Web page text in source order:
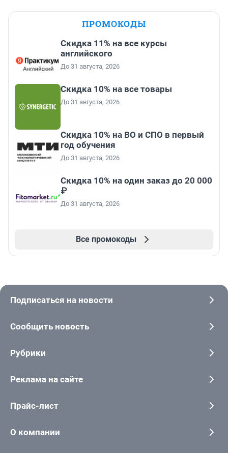
ПРОМОКОДЫ
Скидка 11% на все курсы
английского
До 31 августа, 2026
Скидка 10% на все товары
До 31 августа, 2026
Скидка 10% на ВО и СПО в первый
год обучения
До 31 августа, 2026
Скидка 10% на один заказ до 20 000
₽
До 31 августа, 2026
Все промокоды
Подписаться на новости
Сообщить новость
Рубрики
Реклама на сайте
Прайс-лист
О компании